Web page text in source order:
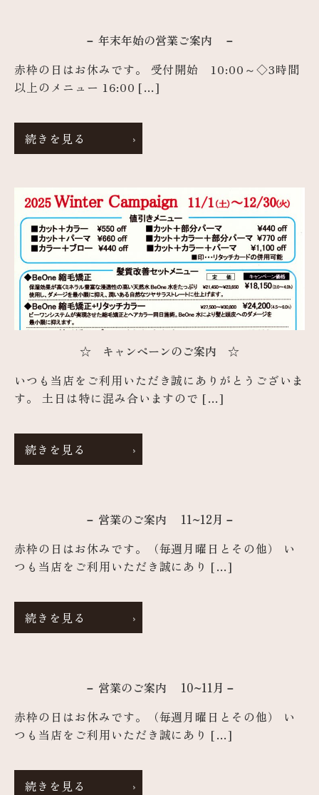
－ 年末年始の営業ご案内 －
赤枠の日はお休みです。 受付開始 10:00～◇3時間
以上のメニュー 16:00 […]
続きを見る
☆ キャンペーンのご案内 ☆
いつも当店をご利用いただき誠にありがとうございま
す。 土日は特に混み合いますので […]
続きを見る
－ 営業のご案内 11~12月－
赤枠の日はお休みです。（毎週月曜日とその他） い
つも当店をご利用いただき誠にあり […]
続きを見る
－ 営業のご案内 10~11月－
赤枠の日はお休みです。（毎週月曜日とその他） い
つも当店をご利用いただき誠にあり […]
続きを見る